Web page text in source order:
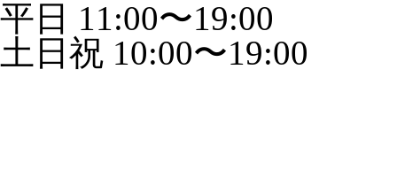
平日 11:00〜19:00
土日祝 10:00〜19:00